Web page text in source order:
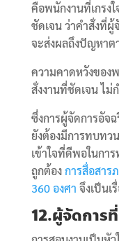
คือพนักงานที่เกรง
ชัดเจน ว่าคำสั่งที่ผู้
จะส่งผลถึงปัญหาต
ความคาดหวังของ
สั่งงานที่ชัดเจน ไม่
ซึ่งการผู้จัดการอัจ
ยังต้องมีการทบทว
เข้าใจที่ดีพอในกา
ถูกต้องการสื่อสาร
360 องศา จึงเป็นเ
12.ผู้จัดการ